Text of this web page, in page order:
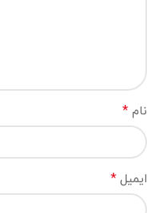
نام *
ایمیل *